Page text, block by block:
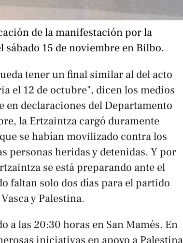
de la manifestación por la
15 de noviembre en Bilbo.
tener un final similar al del acto
el 12 de octubre", dicen los medios
en declaraciones del Departamento
la Ertzaintza cargó duramente
se habían movilizado contra los
personas heridas y detenidas. Y por
se está preparando ante el
faltan solo dos días para el partido
y Palestina.
a las 20:30 horas en San Mamés. En
iniciativas en apoyo a Palestina